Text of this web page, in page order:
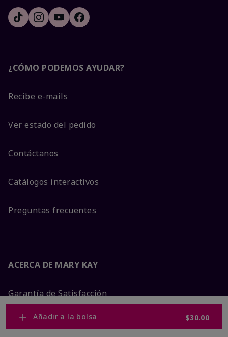
Añadir a la bolsa $30.00
¿CÓMO PODEMOS AYUDAR?
Recibe e-mails
Ver estado del pedido
Contáctanos
Catálogos interactivos
Preguntas frecuentes
ACERCA DE MARY KAY
Garantía de Satisfacción
Sobre Mary Kay